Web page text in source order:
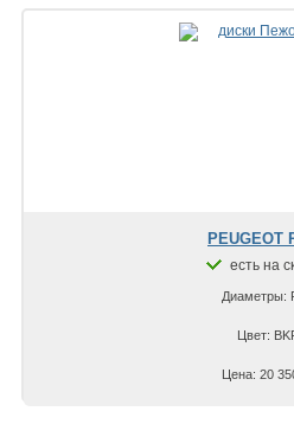
PEUGEOT
есть на
Диаметры:
Цвет:
Цена: 20